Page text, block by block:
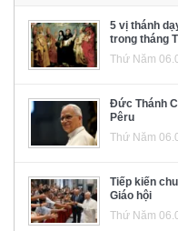
5 vị thánh
trong tháng
Thứ Năm
Đức Thánh
Pêru
Thứ Năm
Tiếp kiến
Giáo hội
Thứ Năm